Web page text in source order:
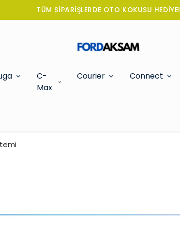
TÜM SİPARİŞLERDE OTO KOKUSU HEDİYE!
C-
Max
Courier Connect